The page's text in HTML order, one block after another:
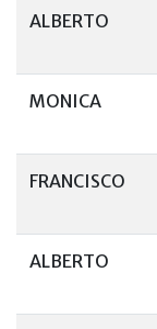
ALBERTO
MONICA
FRANCISCO
ALBERTO